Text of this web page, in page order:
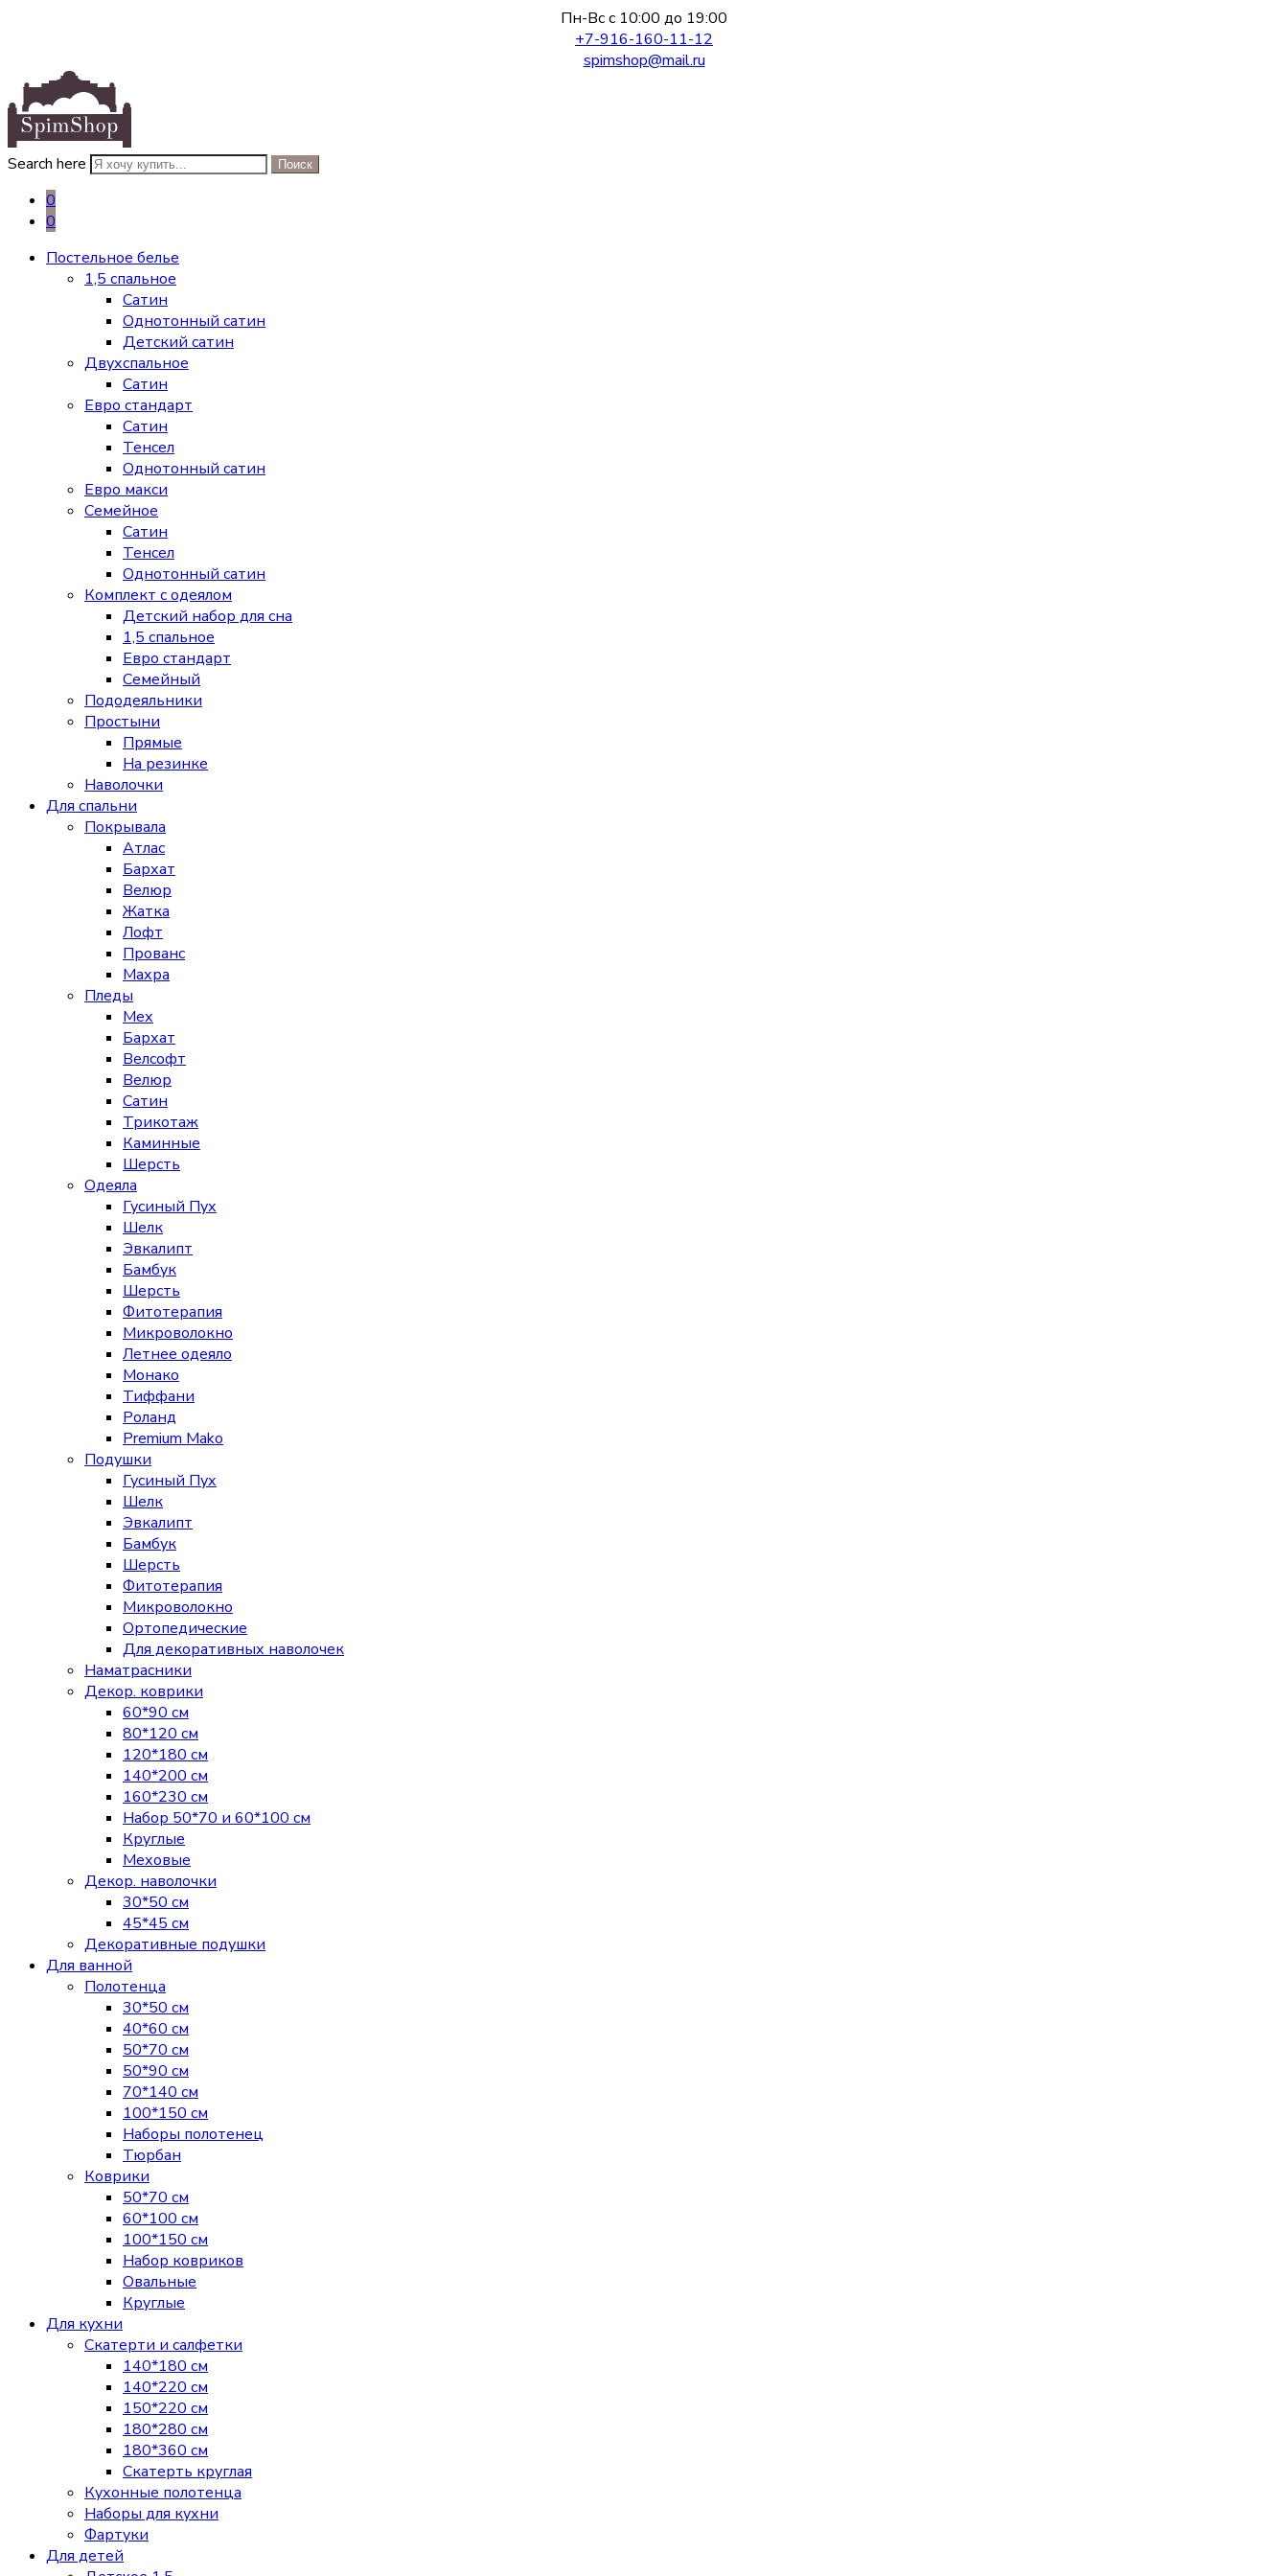
Пн-Вс с 10:00 до 19:00
+7-916-160-11-12
spimshop@mail.ru
Search here Поиск
0
0
Постельное белье
1,5 спальное
Сатин
Однотонный сатин
Детский сатин
Двухспальное
Сатин
Евро стандарт
Сатин
Тенсел
Однотонный сатин
Евро макси
Семейное
Сатин
Тенсел
Однотонный сатин
Комплект с одеялом
Детский набор для сна
1,5 спальное
Евро стандарт
Семейный
Пододеяльники
Простыни
Прямые
На резинке
Наволочки
Для спальни
Покрывала
Атлас
Бархат
Велюр
Жатка
Лофт
Прованс
Махра
Пледы
Мех
Бархат
Велсофт
Велюр
Сатин
Трикотаж
Каминные
Шерсть
Одеяла
Гусиный Пух
Шелк
Эвкалипт
Бамбук
Шерсть
Фитотерапия
Микроволокно
Летнее одеяло
Монако
Тиффани
Роланд
Premium Mako
Подушки
Гусиный Пух
Шелк
Эвкалипт
Бамбук
Шерсть
Фитотерапия
Микроволокно
Ортопедические
Для декоративных наволочек
Наматрасники
Декор. коврики
60*90 см
80*120 см
120*180 см
140*200 см
160*230 см
Набор 50*70 и 60*100 см
Круглые
Меховые
Декор. наволочки
30*50 см
45*45 см
Декоративные подушки
Для ванной
Полотенца
30*50 см
40*60 см
50*70 см
50*90 см
70*140 см
100*150 см
Наборы полотенец
Тюрбан
Коврики
50*70 см
60*100 см
100*150 см
Набор ковриков
Овальные
Круглые
Для кухни
Скатерти и салфетки
140*180 см
140*220 см
150*220 см
180*280 см
180*360 см
Скатерть круглая
Кухонные полотенца
Наборы для кухни
Фартуки
Для детей